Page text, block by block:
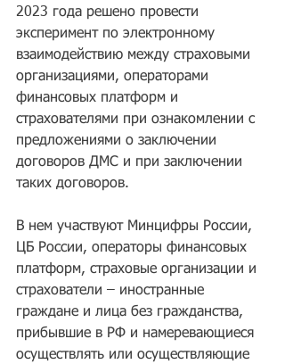
2023 года решено провести
эксперимент по электронному
взаимодействию между страховыми
организациями, операторами
финансовых платформ и
страхователями при ознакомлении с
предложениями о заключении
договоров ДМС и при заключении
таких договоров.
В нем участвуют Минцифры России,
ЦБ России, операторы финансовых
платформ, страховые организации и
страхователи – иностранные
граждане и лица без гражданства,
прибывшие в РФ и намеревающиеся
осуществлять или осуществляющие